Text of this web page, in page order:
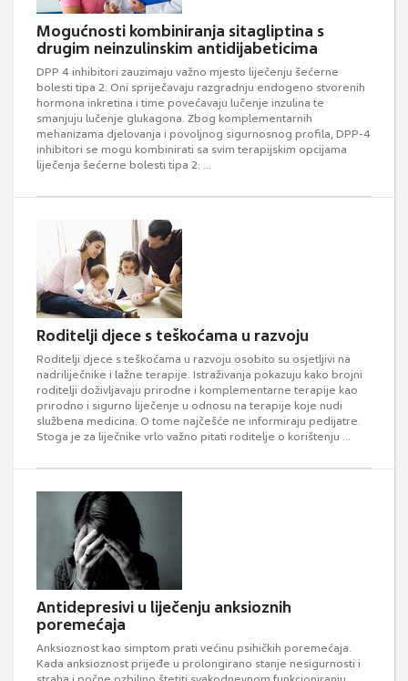
Mogućnosti kombiniranja sitagliptina s
drugim neinzulinskim antidijabeticima
DPP 4 inhibitori zauzimaju važno mjesto liječenju šećerne
bolesti tipa 2. Oni spriječavaju razgradnju endogeno stvorenih
hormona inkretina i time povećavaju lučenje inzulina te
smanjuju lučenje glukagona. Zbog komplementarnih
mehanizama djelovanja i povoljnog sigurnosnog profila, DPP-4
inhibitori se mogu kombinirati sa svim terapijskim opcijama
liječenja šećerne bolesti tipa 2: ...
Roditelji djece s teškoćama u razvoju
Roditelji djece s teškoćama u razvoju osobito su osjetljivi na
nadriliječnike i lažne terapije. Istraživanja pokazuju kako brojni
roditelji doživljavaju prirodne i komplementarne terapije kao
prirodno i sigurno liječenje u odnosu na terapije koje nudi
službena medicina. O tome najčešće ne informiraju pedijatre.
Stoga je za liječnike vrlo važno pitati roditelje o korištenju ...
Antidepresivi u liječenju anksioznih
poremećaja
Anksioznost kao simptom prati većinu psihičkih poremećaja.
Kada anksioznost prijeđe u prolongirano stanje nesigurnosti i